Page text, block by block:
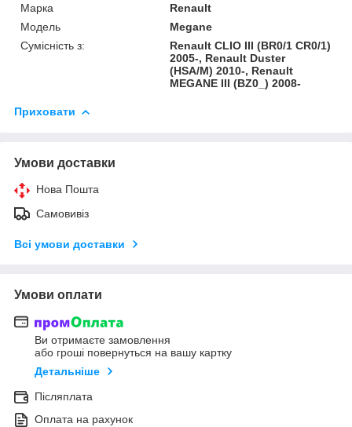
Марка
Renault
Модель
Megane
Сумісність з:
Renault CLIO III (BR0/1 CR0/1)
2005-, Renault Duster
(HSA/M) 2010-, Renault
MEGANE III (BZ0_) 2008-
Приховати
Умови доставки
Нова Пошта
Самовивіз
Всі умови доставки
Умови оплати
Ви отримаєте замовлення
або гроші повернуться на вашу картку
Детальніше
Післяплата
Оплата на рахунок